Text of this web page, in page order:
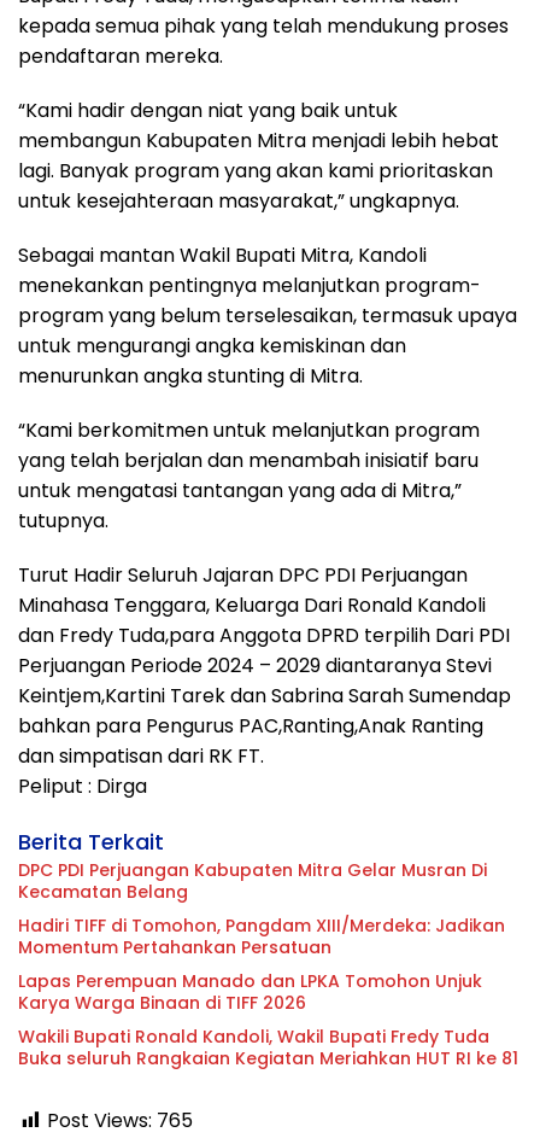
kepada semua pihak yang telah mendukung proses
pendaftaran mereka.
“Kami hadir dengan niat yang baik untuk
membangun Kabupaten Mitra menjadi lebih hebat
lagi. Banyak program yang akan kami prioritaskan
untuk kesejahteraan masyarakat,” ungkapnya.
Sebagai mantan Wakil Bupati Mitra, Kandoli
menekankan pentingnya melanjutkan program-
program yang belum terselesaikan, termasuk upaya
untuk mengurangi angka kemiskinan dan
menurunkan angka stunting di Mitra.
“Kami berkomitmen untuk melanjutkan program
yang telah berjalan dan menambah inisiatif baru
untuk mengatasi tantangan yang ada di Mitra,”
tutupnya.
Turut Hadir Seluruh Jajaran DPC PDI Perjuangan
Minahasa Tenggara, Keluarga Dari Ronald Kandoli
dan Fredy Tuda,para Anggota DPRD terpilih Dari PDI
Perjuangan Periode 2024 – 2029 diantaranya Stevi
Keintjem,Kartini Tarek dan Sabrina Sarah Sumendap
bahkan para Pengurus PAC,Ranting,Anak Ranting
dan simpatisan dari RK FT.
Peliput : Dirga
Berita Terkait
DPC PDI Perjuangan Kabupaten Mitra Gelar Musran Di
Kecamatan Belang
Hadiri TIFF di Tomohon, Pangdam XIII/Merdeka: Jadikan
Momentum Pertahankan Persatuan
Lapas Perempuan Manado dan LPKA Tomohon Unjuk
Karya Warga Binaan di TIFF 2026
Wakili Bupati Ronald Kandoli, Wakil Bupati Fredy Tuda
Buka seluruh Rangkaian Kegiatan Meriahkan HUT RI ke 81
Post Views: 765